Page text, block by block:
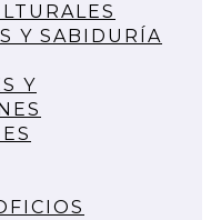
Y SABIDURÍA
Y